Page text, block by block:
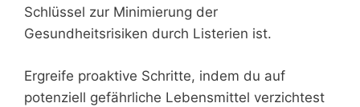
Schlüssel zur Minimierung der
Gesundheitsrisiken durch Listerien ist.
Ergreife proaktive Schritte, indem du auf
potenziell gefährliche Lebensmittel verzichtest